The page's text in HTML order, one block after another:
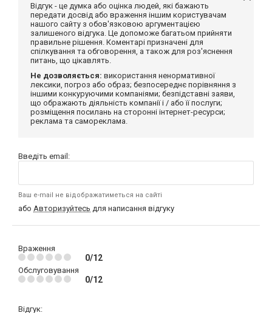
Відгук - це думка або оцінка людей, які бажають
передати досвід або враження іншим користувачам
нашого сайту з обов'язковою аргументацією
залишеного відгука. Це допоможе багатьом прийняти
правильне рішення. Коментарі призначені для
спілкування та обговорення, а також для роз'яснення
питань, що цікавлять.
Не дозволяється: використання ненормативної
лексики, погроз або образ; безпосереднє порівняння з
іншими конкуруючими компаніями; безпідставні заяви,
що ображають діяльність компанії і / або її послуги;
розміщення посилань на сторонні інтернет-ресурси;
реклама та самореклама.
Введіть email:
Ваш e-mail не відображатиметься на сайті
або Авторизуйтесь для написання відгуку
Враження
0/12
Обслуговування
0/12
Відгук: